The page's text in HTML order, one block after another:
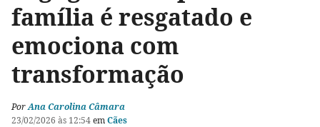
família é resgatado e
emociona com
transformação
PorAna Carolina Câmara
23/02/2026 às 12:54emCães